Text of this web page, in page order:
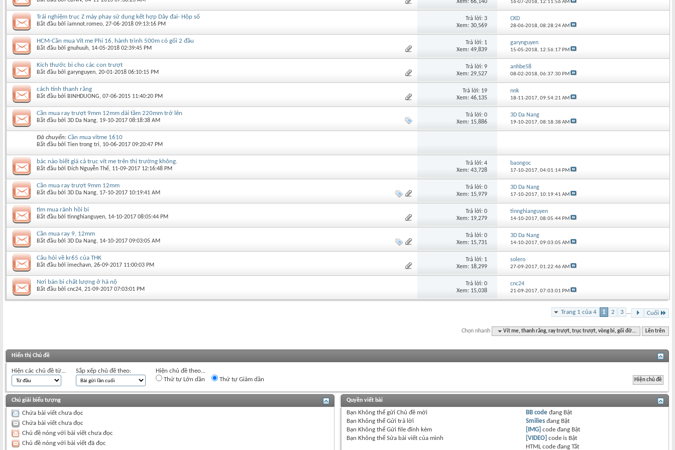
Xem: 66,140 16-07-2018, 12:11:56 AM
Trải nghiệm trục Z máy phay sử dụng kết hợp Dây đai- Hộp số
Bắt đầu bởi iamnot.romeo‎, 27-06-2018 09:13:16 PM
Trả lời: 3
Xem: 30,569
CKD
28-06-2018,08:28:24 AM
HCM-Cần mua Vít me Phi 16, hành trình 500m có gối 2 đầu
Bắt đầu bởi gnuhuuh‎, 14-05-2018 02:39:45 PM
Trả lời: 1
Xem: 49,839
garynguyen
15-05-2018, 12:56:17 PM
Kích thước bi cho các con trượt
Bắt đầu bởi garynguyen‎, 20-01-2018 06:10:15 PM
Trả lời: 9
Xem: 29,527
anhbe58
08-02-2018,06:37:30 PM
cách tính thanh răng
Bắt đầu bởi BINHDUONG‎, 07-06-2015 11:40:20 PM
Trả lời: 19
Xem: 46,135
nnk
18-11-2017,09:54:21 AM
Cần mua ray trượt 9mm 12mm dài tầm 220mm trở lên
Bắt đầu bởi 3D Da Nang‎, 19-10-2017 08:18:38 AM
Trả lời: 0
Xem: 15,886
3D Da Nang
19-10-2017,08:18:38 AM
Đã chuyển: Cần mua vitme 1610
Bắt đầu bởi Tien trong tri‎, 10-06-2017 09:20:47 PM
bác nào biết giá cả trục vít me trên thị trường không.
Bắt đầu bởi Đích Nguyễn Thế‎, 11-09-2017 12:16:48 PM
Trả lời: 4
Xem: 43,728
baongoc
17-10-2017,04:01:14 PM
Cần mua ray trượt 9mm 12mm
Bắt đầu bởi 3D Da Nang‎, 17-10-2017 10:19:41 AM
Trả lời: 0
Xem: 15,979
3D Da Nang
17-10-2017, 10:19:41 AM
tìm mua rãnh hồi bi
Bắt đầu bởi tinnghianguyen‎, 14-10-2017 08:05:44 PM
Trả lời: 0
Xem: 19,279
tinnghianguyen
14-10-2017,08:05:44 PM
Cần mua ray 9, 12mm
Bắt đầu bởi 3D Da Nang‎, 14-10-2017 09:03:05 AM
Trả lời: 0
Xem: 15,731
3D Da Nang
14-10-2017,09:03:05 AM
Câu hỏi về kr65 của THK
Bắt đầu bởi imechavn‎, 26-09-2017 11:00:03 PM
Trả lời: 1
Xem: 18,299
solero
27-09-2017,01:22:46 AM
Nơi bán bi chất lượng ở hà nộ
Bắt đầu bởi cnc24‎, 21-09-2017 07:03:01 PM
Trả lời: 0
Xem: 15,038
cnc24
21-09-2017,07:03:01 PM
Trang 1 của 4 1 2 3 ... Cuối
Chọn nhanh Vít me, thanh răng, ray trượt, trục trượt, vòng bi, gối đở... Lên trên
Hiển thị Chủ đề
Hiện các chủ đề từ... Sắp xếp chủ đề theo:
Hiện chủ đề theo...
Thứ tự Lớn dần
Thứ tự Giảm dần
Chú giải biểu tượng
Chứa bài viết chưa đọc
Chứa bài viết chưa đọc
Chủ đề nóng với bài viết chưa đọc
Chủ đề nóng với bài viết đã đọc
Quyền viết bài
Bạn Không thểgửi Chủ đề mới
Bạn Không thểGửi trả lời
Bạn Không thểGửi file đính kèm
Bạn Không thểSửa bài viết của mình
BB code đang Bật
Smilies đang Bật
[IMG] code đang Bật
[VIDEO] code is Bật
HTML code đangTắt